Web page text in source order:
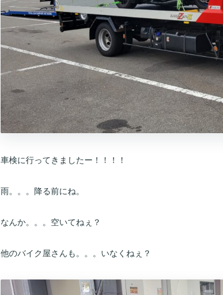
車検に行ってきましたー！！！！
雨。。。降る前にね。
なんか。。。空いてねぇ？
他のバイク屋さんも。。。いなくねぇ？